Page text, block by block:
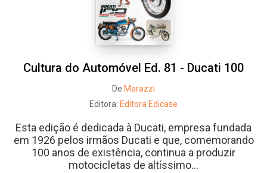
Cultura do Automóvel Ed. 81 - Ducati 100
De Marazzi
Editora: Editora Edicase
Esta edição é dedicada à Ducati, empresa fundada
em 1926 pelos irmãos Ducati e que, comemorando
100 anos de existência, continua a produzir
motocicletas de altíssimo...